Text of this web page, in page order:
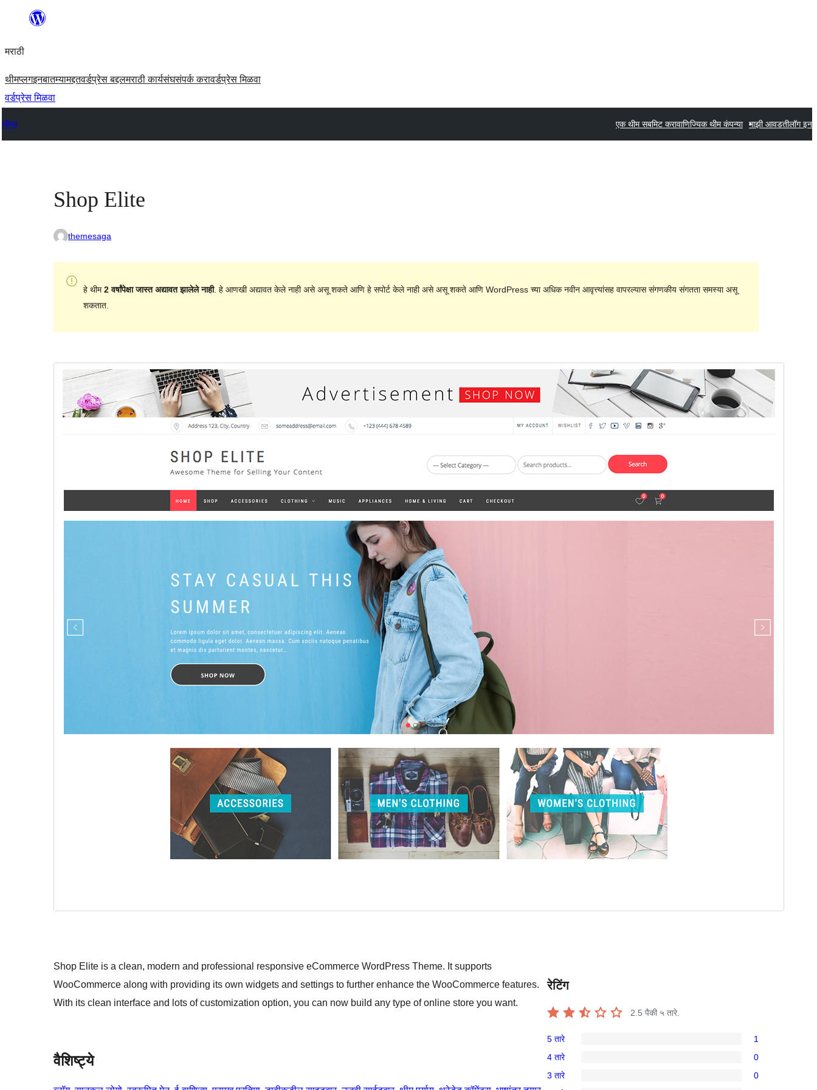
सामुग्रीवर
मराठी
थीमप्लगइनबातम्यामद्दतवर्डप्रेस बद्दलमराठी कार्यसंघसंपर्क करावर्डप्रेस मिळवा
वर्डप्रेस मिळवा
थीम्स एक थीम सबमिट करावाणिज्यिक थीम कंपन्या माझी आवडतीलॉग इन
Shop Elite
themesaga
हे थीम2 वर्षांपेक्षा जास्त अद्यावत झालेले नाही. हे आणखी अद्यावत केले नाही असे असू शकते आणि हे सपोर्ट केले नाही असे असू शकते आणि WordPress च्या अधिक नवीन आवृत्त्यांसह वापरल्यास संगणकीय संगतता समस्या असू
शकतात.
पूर्वावलोकन डाउनलोड
1.0.5
शेवटचे अद्यतन
फेब्रुवारी 18, 2020
सक्रिय स्थापना
थीम मुख्यपृष्ठ
Shop Elite is a clean, modern and professional responsive eCommerce WordPress Theme. It supports
WooCommerce along with providing its own widgets and settings to further enhance the WooCommerce features.
With its clean interface and lots of customization option, you can now build any type of online store you want.
वैशिष्ट्ये
रेटिंग
2.5 पैकी ५ तारे.
5-
तारांकित
5 तारे 1
4-
4 तारे 0
3 तारे 0